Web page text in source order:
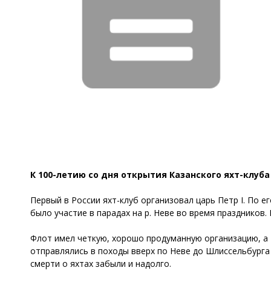
К 100-летию со дня открытия Казанского яхт-клуба
Первый в России яхт-клуб организовал царь Петр I. По
было участие в парадах на р. Неве во время
Флот имел четкую, хорошо продуманную организацию,
отправлялись в походы вверх по Неве до
смерти о яхтах забыли и надолго.